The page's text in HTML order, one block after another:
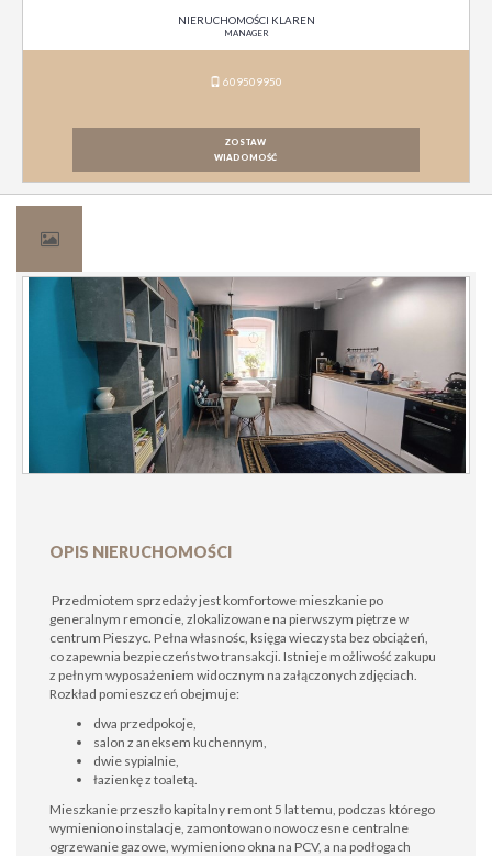
NIERUCHOMOŚCI KLAREN
MANAGER
609509950
ZOSTAW
WIADOMOŚĆ
OPIS NIERUCHOMOŚCI
Przedmiotem sprzedaży jest komfortowe mieszkanie po
generalnym remoncie, zlokalizowane na pierwszym piętrze w
centrum Pieszyc. Pełna własnośc, księga wieczysta bez obciążeń,
co zapewnia bezpieczeństwo transakcji. Istnieje możliwość zakupu
z pełnym wyposażeniem widocznym na załączonych zdjęciach.
Rozkład pomieszczeń obejmuje:
dwa przedpokoje,
salon z aneksem kuchennym,
dwie sypialnie,
łazienkę z toaletą.
Mieszkanie przeszło kapitalny remont 5 lat temu, podczas którego
wymieniono instalacje, zamontowano nowoczesne centralne
ogrzewanie gazowe, wymieniono okna na PCV, a na podłogach